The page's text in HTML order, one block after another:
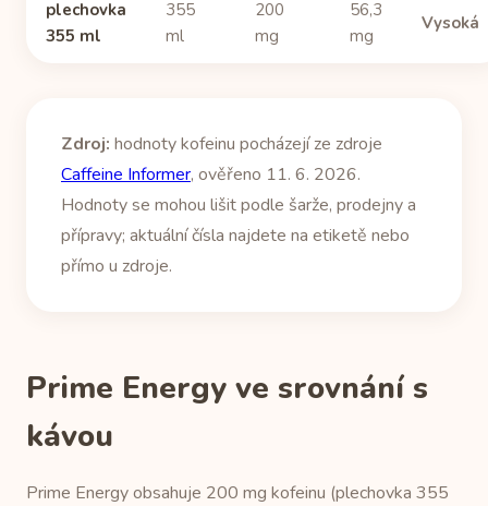
plechovka
355 ml
355
ml
200
mg
56,3
mg
Vysoká
Zdroj: hodnoty kofeinu pocházejí ze zdroje
Caffeine Informer, ověřeno 11. 6. 2026.
Hodnoty se mohou lišit podle šarže, prodejny a
přípravy; aktuální čísla najdete na etiketě nebo
přímo u zdroje.
Prime Energy ve srovnání s
kávou
Prime Energy obsahuje 200 mg kofeinu (plechovka 355